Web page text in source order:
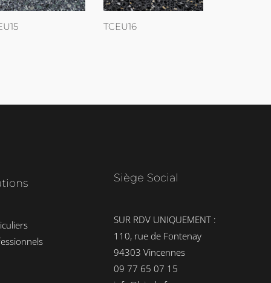
TCEU16
Siège Social
SUR RDV UNIQUEMENT :
110, rue de Fontenay
94303 Vincennes
09 77 65 07 15